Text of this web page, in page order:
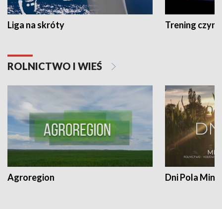
Liga na skróty Trening czyni
ROLNICTWO I WIEŚ
Agroregion Dni Pola